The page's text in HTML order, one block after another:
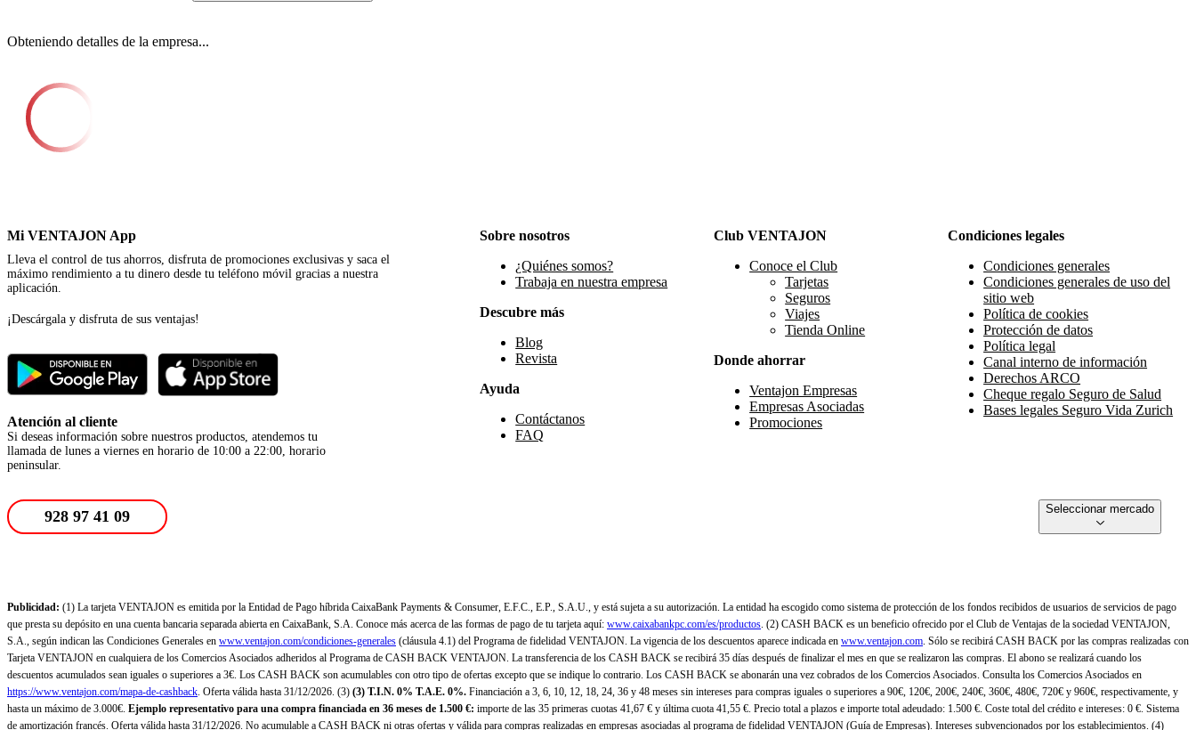
Obteniendo detalles de la empresa...
Mi VENTAJON App
Lleva el control de tus ahorros, disfruta de promociones exclusivas y saca el
máximo rendimiento a tu dinero desde tu teléfono móvil gracias a nuestra
aplicación.
¡Descárgala y disfruta de sus ventajas!
Atención al cliente
Si deseas información sobre nuestros productos, atendemos tu
llamada de lunes a viernes en horario de 10:00 a 22:00, horario
peninsular.
Sobre nosotros
¿Quiénes somos?
Trabaja en nuestra empresa
Descubre más
Blog
Revista
Ayuda
Contáctanos
FAQ
Club VENTAJON
Conoce el Club
Tarjetas
Seguros
Viajes
Tienda Online
Donde ahorrar
Ventajon Empresas
Empresas Asociadas
Promociones
Condiciones legales
Condiciones generales
Condiciones generales de uso del
sitio web
Política de cookies
Protección de datos
Política legal
Canal interno de información
Derechos ARCO
Cheque regalo Seguro de Salud
Bases legales Seguro Vida Zurich
928 97 41 09 Seleccionar mercado
Publicidad: (1) La tarjeta VENTAJON es emitida por la Entidad de Pago híbrida CaixaBank Payments & Consumer, E.F.C., E.P., S.A.U., y está sujeta a su autorización. La entidad ha escogido como sistema de protección de los fondos recibidos de usuarios de servicios de pago
que presta su depósito en una cuenta bancaria separada abierta en CaixaBank, S.A. Conoce más acerca de las formas de pago de tu tarjeta aquí: www.caixabankpc.com/es/productos. (2) CASH BACK es un beneficio ofrecido por el Club de Ventajas de la sociedad VENTAJON,
S.A., según indican las Condiciones Generales en www.ventajon.com/condiciones-generales (cláusula 4.1) del Programa de fidelidad VENTAJON. La vigencia de los descuentos aparece indicada en www.ventajon.com. Sólo se recibirá CASH BACK por las compras realizadas con
Tarjeta VENTAJON en cualquiera de los Comercios Asociados adheridos al Programa de CASH BACK VENTAJON. La transferencia de los CASH BACK se recibirá 35 días después de finalizar el mes en que se realizaron las compras. El abono se realizará cuando los
descuentos acumulados sean iguales o superiores a 3€. Los CASH BACK son acumulables con otro tipo de ofertas excepto que se indique lo contrario. Los CASH BACK se abonarán una vez cobrados de los Comercios Asociados. Consulta los Comercios Asociados en
https://www.ventajon.com/mapa-de-cashback. Oferta válida hasta 31/12/2026. (3) (3) T.I.N. 0% T.A.E. 0%. Financiación a 3, 6, 10, 12, 18, 24, 36 y 48 meses sin intereses para compras iguales o superiores a 90€, 120€, 200€, 240€, 360€, 480€, 720€ y 960€, respectivamente, y
hasta un máximo de 3.000€. Ejemplo representativo para una compra financiada en 36 meses de 1.500 €: importe de las 35 primeras cuotas 41,67 € y última cuota 41,55 €. Precio total a plazos e importe total adeudado: 1.500 €. Coste total del crédito e intereses: 0 €. Sistema
de amortización francés. Oferta válida hasta 31/12/2026. No acumulable a CASH BACK ni otras ofertas y válida para compras realizadas en empresas asociadas al programa de fidelidad VENTAJON (Guía de Empresas). Intereses subvencionados por los establecimientos. (4)